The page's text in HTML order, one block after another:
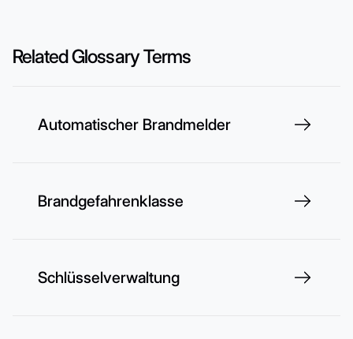
Related Glossary Terms
Automatischer Brandmelder
Brandgefahrenklasse
Schlüsselverwaltung